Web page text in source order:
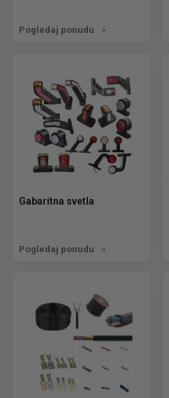
Pogledaj ponudu
Gabaritna svetla
Pogledaj ponudu